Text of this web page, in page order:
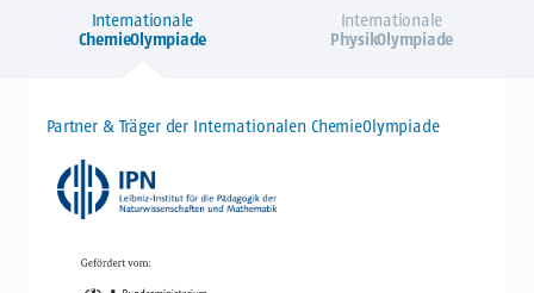
Internationale
ChemieOlympiade
Internationale
PhysikOlympiade
Partner & Träger der Internationalen ChemieOlympiade